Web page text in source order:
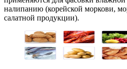
налипанию (корейской моркови,
салатной продукции).